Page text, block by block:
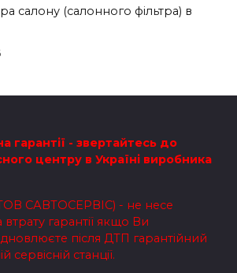
салону (салонного фільтра) в
гарантії - звертайтесь до
центру в Україні виробника
САВТОСЕРВІС) - не несе
втрату гарантії якщо Ви
після ДТП гарантійний
сервісній станції.